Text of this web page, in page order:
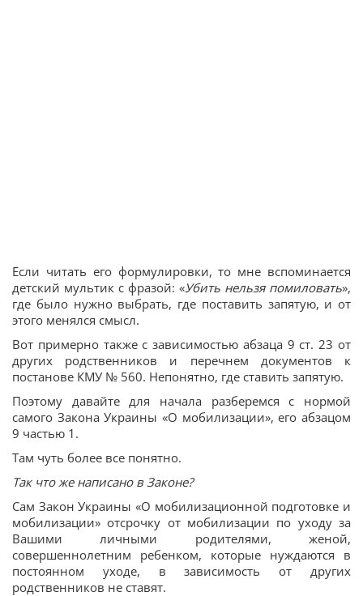
Если читать его формулировки, то мне вспоминается
детский мультик с фразой: «Убить нельзя помиловать»,
где было нужно выбрать, где поставить запятую, и от
этого менялся смысл.
Вот примерно также с зависимостью абзаца 9 ст. 23 от
других родственников и перечнем документов к
постанове КМУ № 560. Непонятно, где ставить запятую.
Поэтому давайте для начала разберемся с нормой
самого Закона Украины «О мобилизации», его абзацом
9 частью 1.
Там чуть более все понятно.
Так что же написано в Законе?
Сам Закон Украины «О мобилизационной подготовке и
мобилизации» отсрочку от мобилизации по уходу за
Вашими личными родителями, женой,
совершеннолетним ребенком, которые нуждаются в
постоянном уходе, в зависимость от других
родственников не ставят.